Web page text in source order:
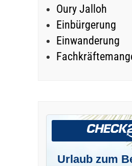
Oury Jalloh
Einbürgerung
Einwanderung
Urlaub zum